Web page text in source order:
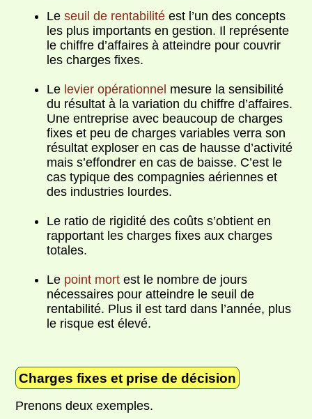
Le seuil de rentabilitéest l’un des concepts
les plus importants en gestion. Il représente
le chiffre d’affaires à atteindre pour couvrir
les charges fixes.
Le levier opérationnel mesure la sensibilité
du résultat à la variation du chiffre d’affaires.
Une entreprise avec beaucoup de charges
fixes et peu de charges variables verra son
résultat exploser en cas de hausse d’activité
mais s’effondrer en cas de baisse. C’est le
cas typique des compagnies aériennes et
des industries lourdes.
Le ratio de rigidité des coûts s’obtient en
rapportant les charges fixes aux charges
totales.
Le point mortest le nombre de jours
nécessaires pour atteindre le seuil de
rentabilité. Plus il est tard dans l’année, plus
le risque est élevé.
Charges fixes et prise de décision
Prenons deux exemples.